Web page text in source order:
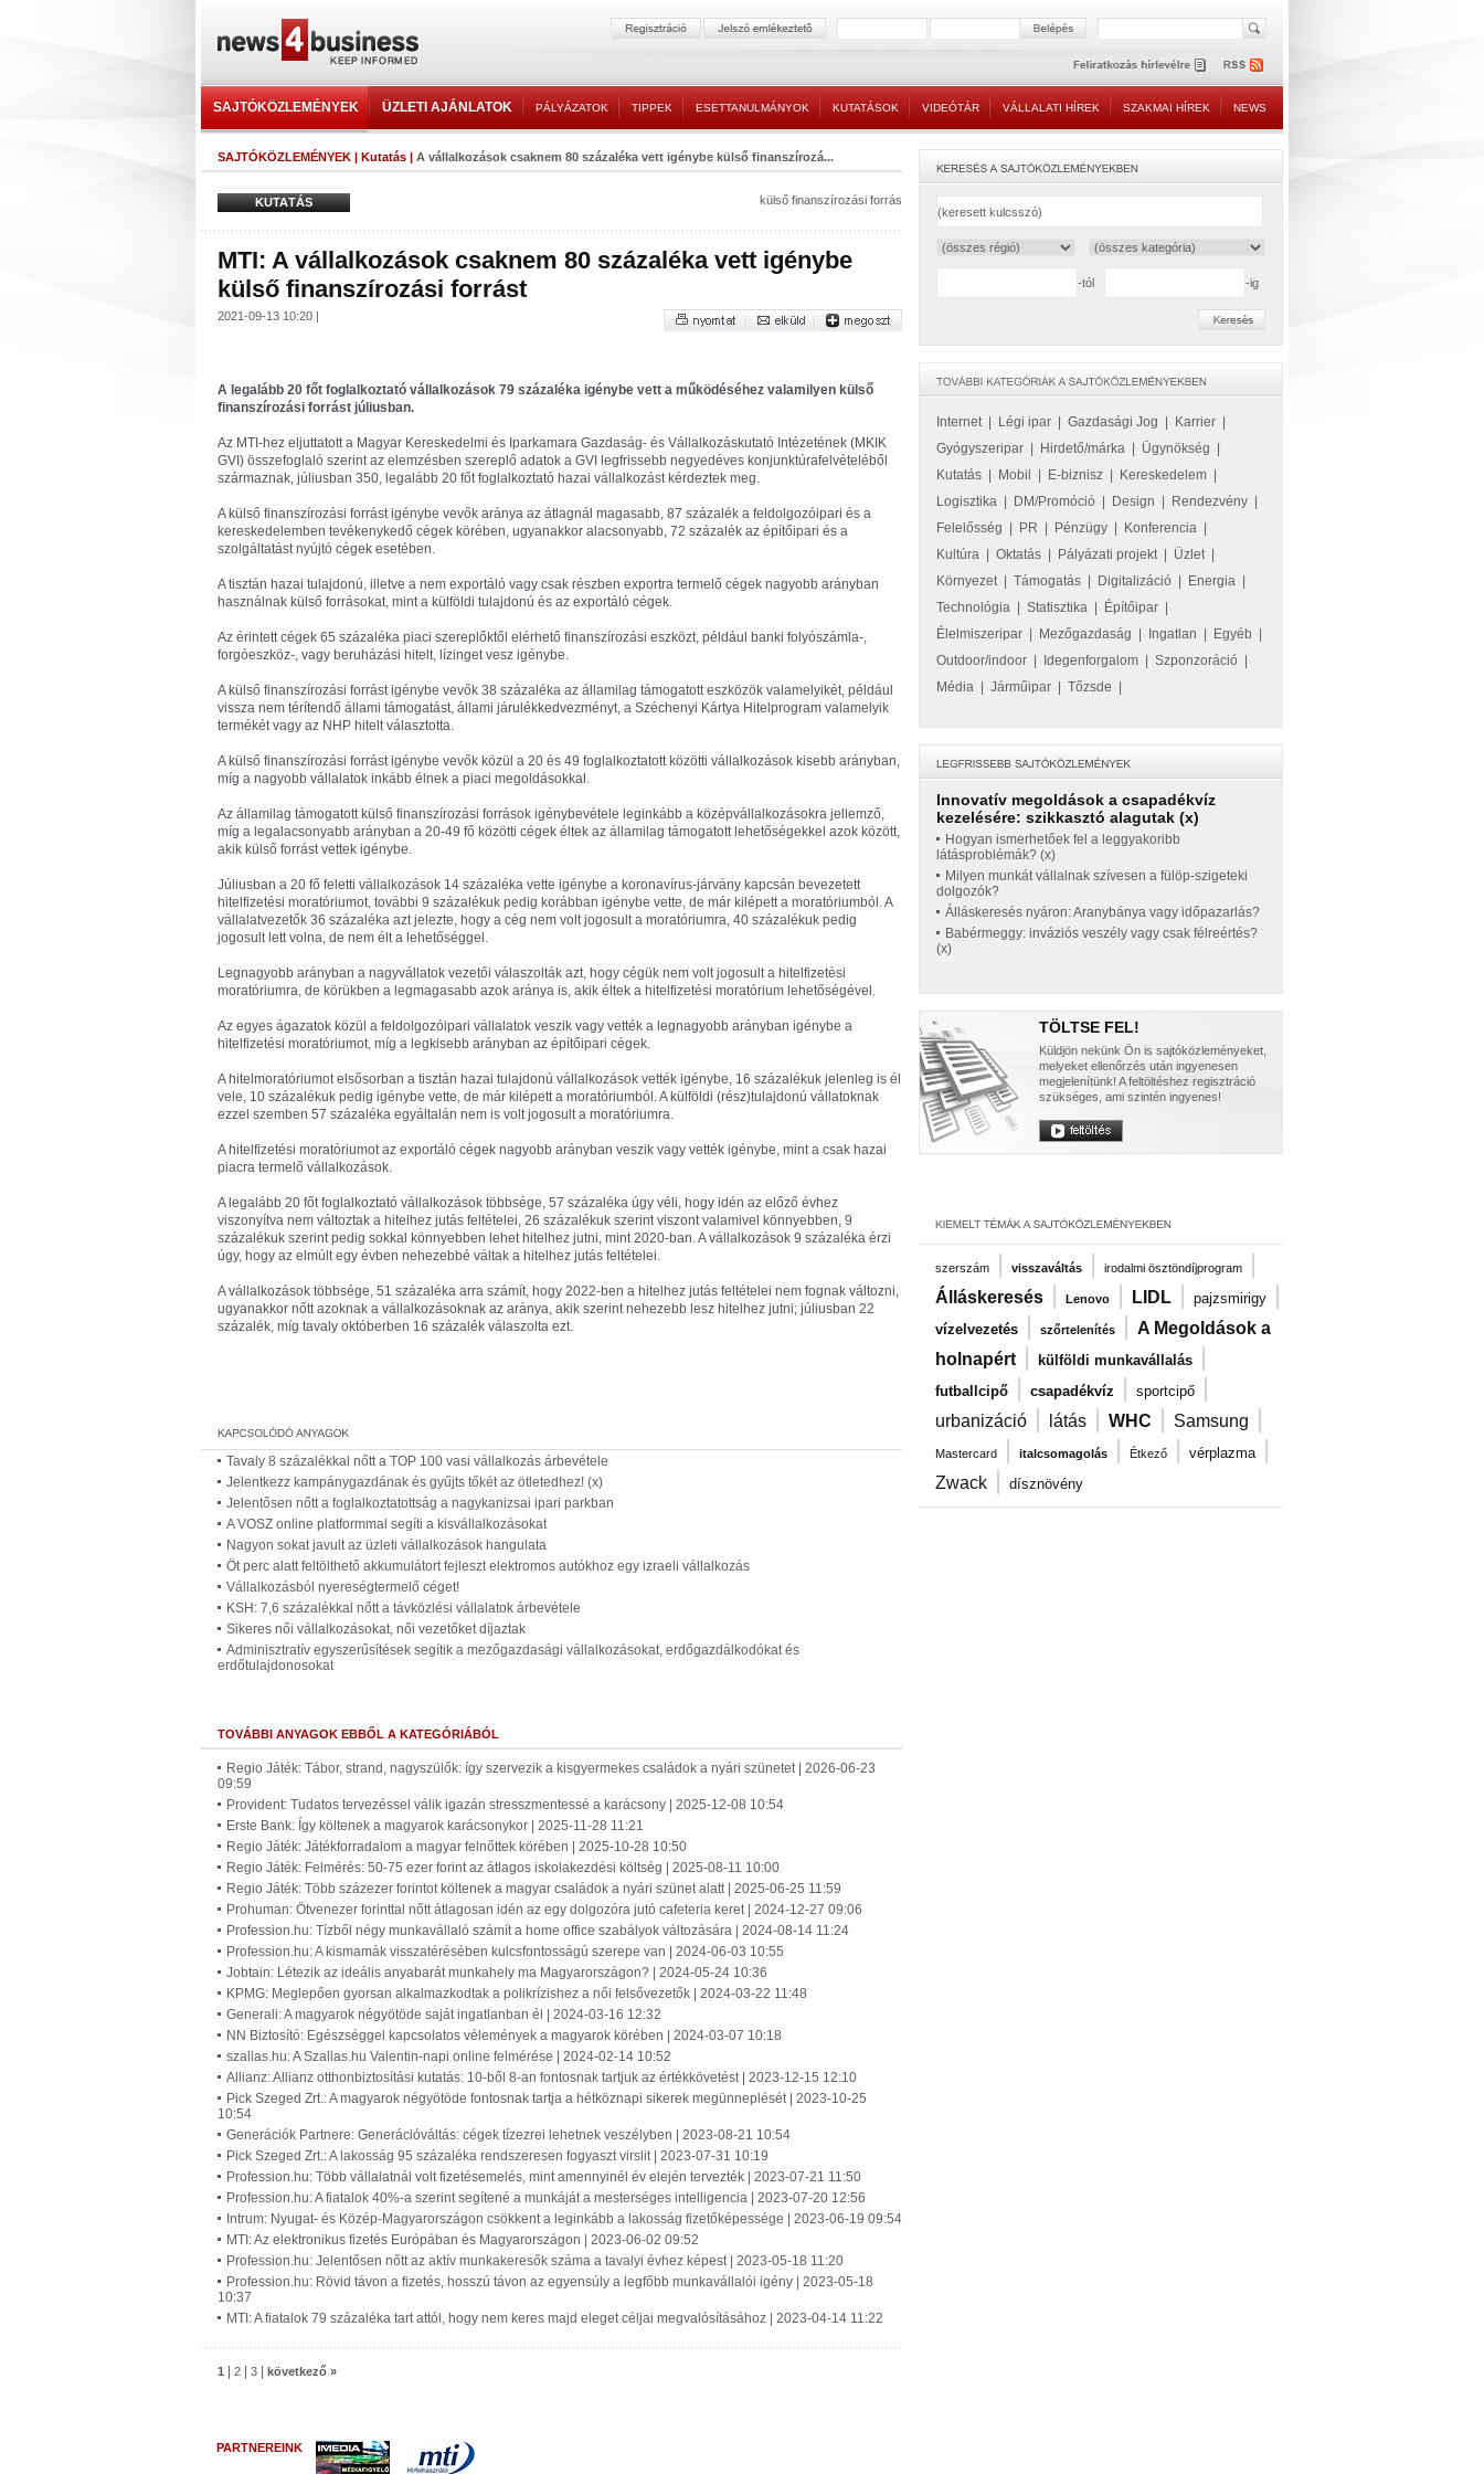
SAJTÓKÖZLEMÉNYEK ÜZLETI AJÁNLATOK PÁLYÁZATOK TIPPEK ESETTANULMÁNYOK KUTATÁSOK VIDEÓTÁR VÁLLALATI HÍREK SZAKMAI HÍREK NEWS
SAJTÓKÖZLEMÉNYEK | Kutatás | A vállalkozások csaknem 80 százaléka vett igénybe külső finanszírozá...
KUTATÁS külső finanszírozási forrás
MTI: A vállalkozások csaknem 80 százaléka vett igénybe
külső finanszírozási forrást
2021-09-13 10:20 |
A legalább 20 főt foglalkoztató vállalkozások 79 százaléka igénybe vett a működéséhez valamilyen külső
finanszírozási forrást júliusban.
Az MTI-hez eljuttatott a Magyar Kereskedelmi és Iparkamara Gazdaság- és Vállalkozáskutató Intézetének (MKIK
GVI) összefoglaló szerint az elemzésben szereplő adatok a GVI legfrissebb negyedéves konjunktúrafelvételéből
származnak, júliusban 350, legalább 20 főt foglalkoztató hazai vállalkozást kérdeztek meg.
A külső finanszírozási forrást igénybe vevők aránya az átlagnál magasabb, 87 százalék a feldolgozóipari és a
kereskedelemben tevékenykedő cégek körében, ugyanakkor alacsonyabb, 72 százalék az építőipari és a
szolgáltatást nyújtó cégek esetében.
A tisztán hazai tulajdonú, illetve a nem exportáló vagy csak részben exportra termelő cégek nagyobb arányban
használnak külső forrásokat, mint a külföldi tulajdonú és az exportáló cégek.
Az érintett cégek 65 százaléka piaci szereplőktől elérhető finanszírozási eszközt, például banki folyószámla-,
forgóeszköz-, vagy beruházási hitelt, lízinget vesz igénybe.
A külső finanszírozási forrást igénybe vevők 38 százaléka az államilag támogatott eszközök valamelyikét, például
vissza nem térítendő állami támogatást, állami járulékkedvezményt, a Széchenyi Kártya Hitelprogram valamelyik
termékét vagy az NHP hitelt választotta.
A külső finanszírozási forrást igénybe vevők közül a 20 és 49 foglalkoztatott közötti vállalkozások kisebb arányban,
míg a nagyobb vállalatok inkább élnek a piaci megoldásokkal.
Az államilag támogatott külső finanszírozási források igénybevétele leginkább a középvállalkozásokra jellemző,
míg a legalacsonyabb arányban a 20-49 fő közötti cégek éltek az államilag támogatott lehetőségekkel azok között,
akik külső forrást vettek igénybe.
Júliusban a 20 fő feletti vállalkozások 14 százaléka vette igénybe a koronavírus-járvány kapcsán bevezetett
hitelfizetési moratóriumot, további 9 százalékuk pedig korábban igénybe vette, de már kilépett a moratóriumból. A
vállalatvezetők 36 százaléka azt jelezte, hogy a cég nem volt jogosult a moratóriumra, 40 százalékuk pedig
jogosult lett volna, de nem élt a lehetőséggel.
Legnagyobb arányban a nagyvállatok vezetői válaszolták azt, hogy cégük nem volt jogosult a hitelfizetési
moratóriumra, de körükben a legmagasabb azok aránya is, akik éltek a hitelfizetési moratórium lehetőségével.
Az egyes ágazatok közül a feldolgozóipari vállalatok veszik vagy vették a legnagyobb arányban igénybe a
hitelfizetési moratóriumot, míg a legkisebb arányban az építőipari cégek.
A hitelmoratóriumot elsősorban a tisztán hazai tulajdonú vállalkozások vették igénybe, 16 százalékuk jelenleg is él
vele, 10 százalékuk pedig igénybe vette, de már kilépett a moratóriumból. A külföldi (rész)tulajdonú vállatoknak
ezzel szemben 57 százaléka egyáltalán nem is volt jogosult a moratóriumra.
A hitelfizetési moratóriumot az exportáló cégek nagyobb arányban veszik vagy vették igénybe, mint a csak hazai
piacra termelő vállalkozások.
A legalább 20 főt foglalkoztató vállalkozások többsége, 57 százaléka úgy véli, hogy idén az előző évhez
viszonyítva nem változtak a hitelhez jutás feltételei, 26 százalékuk szerint viszont valamivel könnyebben, 9
százalékuk szerint pedig sokkal könnyebben lehet hitelhez jutni, mint 2020-ban. A vállalkozások 9 százaléka érzi
úgy, hogy az elmúlt egy évben nehezebbé váltak a hitelhez jutás feltételei.
A vállalkozások többsége, 51 százaléka arra számít, hogy 2022-ben a hitelhez jutás feltételei nem fognak változni,
ugyanakkor nőtt azoknak a vállalkozásoknak az aránya, akik szerint nehezebb lesz hitelhez jutni; júliusban 22
százalék, míg tavaly októberben 16 százalék válaszolta ezt.
Tavaly 8 százalékkal nőtt a TOP 100 vasi vállalkozás árbevétele
Jelentkezz kampánygazdának és gyűjts tőkét az ötletedhez! (x)
Jelentősen nőtt a foglalkoztatottság a nagykanizsai ipari parkban
A VOSZ online platformmal segíti a kisvállalkozásokat
Nagyon sokat javult az üzleti vállalkozások hangulata
Öt perc alatt feltölthető akkumulátort fejleszt elektromos autókhoz egy izraeli vállalkozás
Vállalkozásból nyereségtermelő céget!
KSH: 7,6 százalékkal nőtt a távközlési vállalatok árbevétele
Sikeres női vállalkozásokat, női vezetőket díjaztak
Adminisztratív egyszerűsítések segítik a mezőgazdasági vállalkozásokat, erdőgazdálkodókat és
erdőtulajdonosokat
TOVÁBBI ANYAGOK EBBŐL A KATEGÓRIÁBÓL
Regio Játék: Tábor, strand, nagyszülők: így szervezik a kisgyermekes családok a nyári szünetet | 2026-06-23
09:59
Provident: Tudatos tervezéssel válik igazán stresszmentessé a karácsony | 2025-12-08 10:54
Erste Bank: Így költenek a magyarok karácsonykor | 2025-11-28 11:21
Regio Játék: Játékforradalom a magyar felnőttek körében | 2025-10-28 10:50
Regio Játék: Felmérés: 50-75 ezer forint az átlagos iskolakezdési költség | 2025-08-11 10:00
Regio Játék: Több százezer forintot költenek a magyar családok a nyári szünet alatt | 2025-06-25 11:59
Prohuman: Ötvenezer forinttal nőtt átlagosan idén az egy dolgozóra jutó cafeteria keret | 2024-12-27 09:06
Profession.hu: Tízből négy munkavállaló számít a home office szabályok változására | 2024-08-14 11:24
Profession.hu: A kismamák visszatérésében kulcsfontosságú szerepe van | 2024-06-03 10:55
Jobtain: Létezik az ideális anyabarát munkahely ma Magyarországon? | 2024-05-24 10:36
KPMG: Meglepően gyorsan alkalmazkodtak a polikrízishez a női felsővezetők | 2024-03-22 11:48
Generali: A magyarok négyötöde saját ingatlanban él | 2024-03-16 12:32
NN Biztosító: Egészséggel kapcsolatos vélemények a magyarok körében | 2024-03-07 10:18
szallas.hu: A Szallas.hu Valentin-napi online felmérése | 2024-02-14 10:52
Allianz: Allianz otthonbiztosítási kutatás: 10-ből 8-an fontosnak tartjuk az értékkövetést | 2023-12-15 12:10
Pick Szeged Zrt.: A magyarok négyötöde fontosnak tartja a hétköznapi sikerek megünneplését | 2023-10-25
10:54
Generációk Partnere: Generációváltás: cégek tízezrei lehetnek veszélyben | 2023-08-21 10:54
Pick Szeged Zrt.: A lakosság 95 százaléka rendszeresen fogyaszt virslit | 2023-07-31 10:19
Profession.hu: Több vállalatnál volt fizetésemelés, mint amennyinél év elején tervezték | 2023-07-21 11:50
Profession.hu: A fiatalok 40%-a szerint segítené a munkáját a mesterséges intelligencia | 2023-07-20 12:56
Intrum: Nyugat- és Közép-Magyarországon csökkent a leginkább a lakosság fizetőképessége | 2023-06-19 09:54
MTI: Az elektronikus fizetés Európában és Magyarországon | 2023-06-02 09:52
Profession.hu: Jelentősen nőtt az aktív munkakeresők száma a tavalyi évhez képest | 2023-05-18 11:20
Profession.hu: Rövid távon a fizetés, hosszú távon az egyensúly a legfőbb munkavállalói igény | 2023-05-18
10:37
MTI: A fiatalok 79 százaléka tart attól, hogy nem keres majd eleget céljai megvalósításához | 2023-04-14 11:22
1 2 3 következő »
-tól -ig
Internet| Légi ipar Gazdasági Jog Karrier
Gyógyszeripar
Hirdető/márka Ügynökség
Kutatás
Mobil E-biznisz Kereskedelem
Logisztika
DM/Promóció Design Rendezvény
Felelősség
PR Pénzügy Konferencia
Kultúra
Oktatás Pályázati projekt| Üzlet|
Környezet| Támogatás Digitalizáció Energia
Technológia
Statisztika Építőipar
Élelmiszeripar
Mezőgazdaság Ingatlan Egyéb
Outdoor/indoor
Idegenforgalom Szponzoráció
Média
Járműipar Tőzsde
Innovatív megoldások a csapadékvíz
kezelésére: szikkasztó alagutak (x)
Hogyan ismerhetőek fel a leggyakoribb
látásproblémák? (x)
Milyen munkát vállalnak szívesen a fülöp-szigeteki
dolgozók?
Álláskeresés nyáron: Aranybánya vagy időpazarlás?
Babérmeggy: inváziós veszély vagy csak félreértés?
(x)
TÖLTSE FEL!
Küldjön nekünk Ön is sajtóközleményeket,
melyeket ellenőrzés után ingyenesen
megjelenítünk! A feltöltéshez regisztráció
szükséges, ami szintén ingyenes!
szerszám | visszaváltás | irodalmi ösztöndíjprogram |
Álláskeresés | Lenovo | LIDL | pajzsmirigy |
vízelvezetés | szőrtelenítés | A Megoldások a
holnapért | külföldi munkavállalás |
futballcipő | csapadékvíz | sportcipő |
urbanizáció | látás | WHC | Samsung |
Mastercard | italcsomagolás | Étkező | vérplazma |
Zwack | dísznövény
PARTNEREINK